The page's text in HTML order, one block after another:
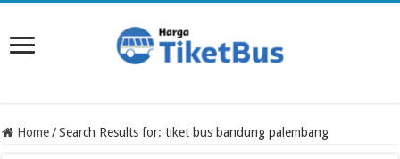
Home / Search Results for: tiket bus bandung palembang